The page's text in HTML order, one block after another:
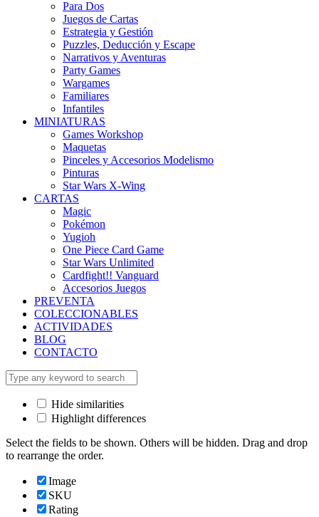
Para Dos
Juegos de Cartas
Estrategia y Gestión
Puzzles, Deducción y Escape
Narrativos y Aventuras
Party Games
Wargames
Familiares
Infantiles
MINIATURAS
Games Workshop
Maquetas
Pinceles y Accesorios Modelismo
Pinturas
Star Wars X-Wing
CARTAS
Magic
Pokémon
Yugioh
One Piece Card Game
Star Wars Unlimited
Cardfight!! Vanguard
Accesorios Juegos
PREVENTA
COLECCIONABLES
ACTIVIDADES
BLOG
CONTACTO
Hide similarities
Highlight differences
Select the fields to be shown. Others will be hidden. Drag and drop
to rearrange the order.
Image
SKU
Rating